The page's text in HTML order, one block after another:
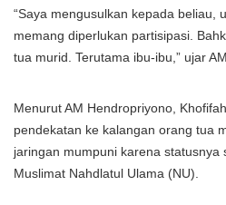
“Saya mengusulkan kepada beliau,
memang diperlukan partisipasi.
tua murid. Terutama ibu-ibu,” ujar
Menurut AM Hendropriyono,
pendekatan ke kalangan orang tua
jaringan mumpuni karena statusnya
Muslimat Nahdlatul Ulama (NU).